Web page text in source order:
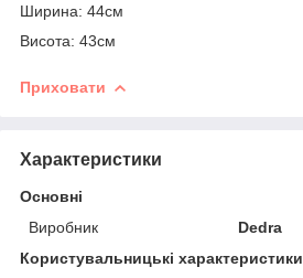
Ширина: 44см
Висота: 43см
Приховати
Характеристики
Основні
Виробник
Dedra
Користувальницькі характеристики